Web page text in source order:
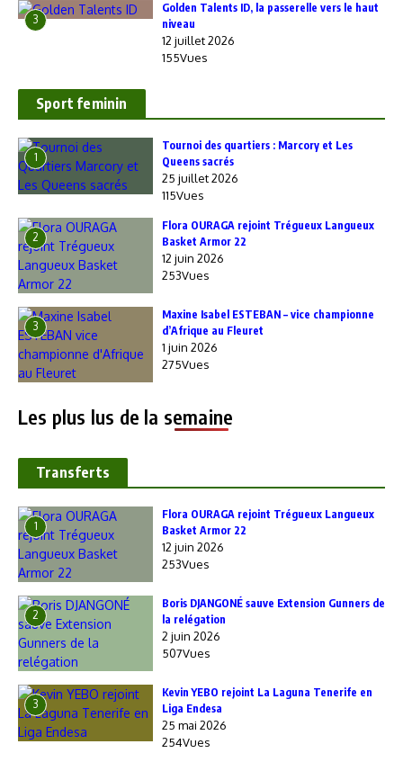
3
Golden Talents ID, la passerelle vers le haut
niveau
12 juillet 2026
155Vues
Sport feminin
1
‎Tournoi des quartiers : Marcory et Les
Queens sacrés
25 juillet 2026
115Vues
2
Flora OURAGA rejoint Trégueux Langueux
Basket Armor 22
12 juin 2026
253Vues
3
Maxine Isabel ESTEBAN – vice championne
d’Afrique au Fleuret
1 juin 2026
275Vues
Les plus lus de la semaine
Transferts
1
Flora OURAGA rejoint Trégueux Langueux
Basket Armor 22
12 juin 2026
253Vues
2
Boris DJANGONÉ sauve Extension Gunners de
la relégation
2 juin 2026
507Vues
3
Kevin YEBO rejoint La Laguna Tenerife en
Liga Endesa
25 mai 2026
254Vues